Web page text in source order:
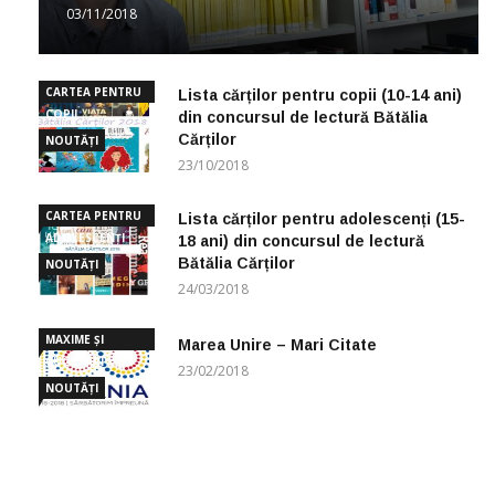
03/11/2018
CARTEA PENTRU
COPII
NOUTĂȚI
Lista cărților pentru copii (10-14 ani)
din concursul de lectură Bătălia
Cărților
23/10/2018
CARTEA PENTRU
ADOLESCENȚI
NOUTĂȚI
Lista cărților pentru adolescenți (15-
18 ani) din concursul de lectură
Bătălia Cărților
24/03/2018
MAXIME ȘI
CUGETĂRI
NOUTĂȚI
Marea Unire – Mari Citate
23/02/2018